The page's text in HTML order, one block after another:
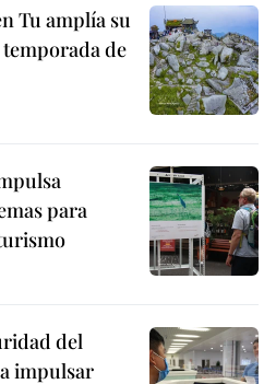
Tu amplía su
de
para
del
impulsar